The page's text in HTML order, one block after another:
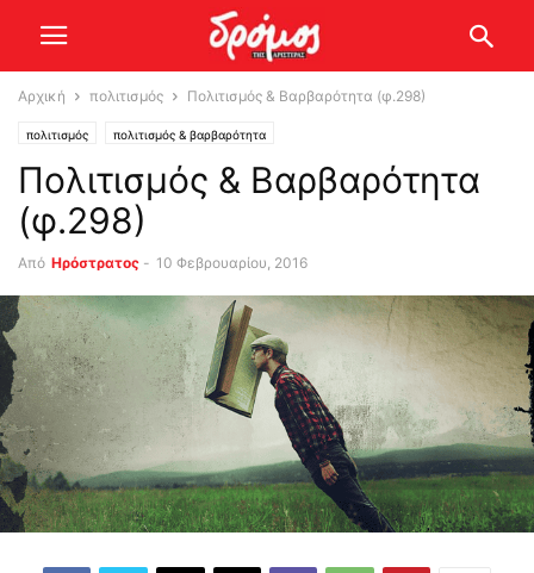
Αρχική πολιτισμός Πολιτισμός & Βαρβαρότητα (φ.298)
πολιτισμός πολιτισμός & βαρβαρότητα
Πολιτισμός & Βαρβαρότητα
(φ.298)
Από Ηρόστρατος - 10 Φεβρουαρίου, 2016